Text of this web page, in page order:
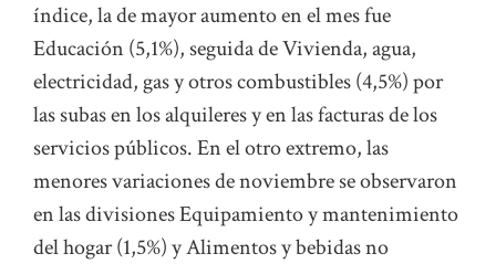
índice, la de mayor aumento en el mes fue
Educación (5,1%), seguida de Vivienda, agua,
electricidad, gas y otros combustibles (4,5%) por
las subas en los alquileres y en las facturas de los
servicios públicos. En el otro extremo, las
menores variaciones de noviembre se observaron
en las divisiones Equipamiento y mantenimiento
del hogar (1,5%) y Alimentos y bebidas no